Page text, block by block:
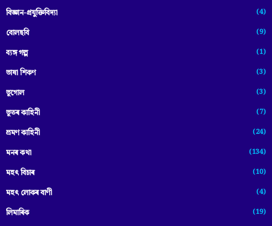
বিজ্ঞান-প্ৰযুক্তিবিদ্যা (4)
বোলছবি (9)
ব্যঙ্গ গল্প (1)
ভাষা শিকণ (3)
ভূগোল (3)
ভূতৰ কাহিনী (7)
ভ্ৰমণ কাহিনী (24)
মনৰ কথা (134)
মহৎ বিচাৰ (10)
মহৎ লোকৰ বাণী (4)
লিমাৰিক (19)